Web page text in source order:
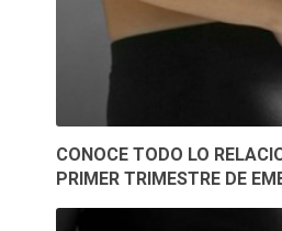
CONOCE TODO LO
PRIMER TRIMESTRE DE